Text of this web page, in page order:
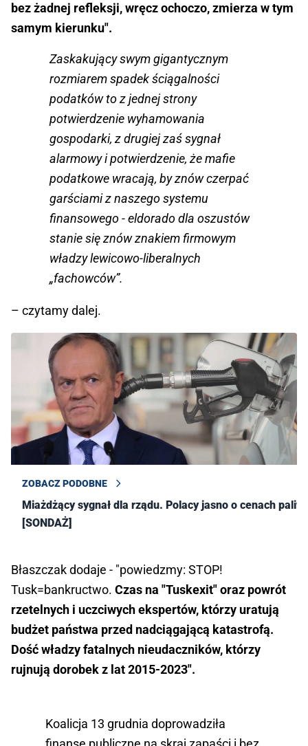
bez żadnej refleksji, wręcz ochoczo, zmierza w tym
samym kierunku".
Zaskakujący swym gigantycznym
rozmiarem spadek ściągalności
podatków to z jednej strony
potwierdzenie wyhamowania
gospodarki, z drugiej zaś sygnał
alarmowy i potwierdzenie, że mafie
podatkowe wracają, by znów czerpać
garściami z naszego systemu
finansowego - eldorado dla oszustów
stanie się znów znakiem firmowym
władzy lewicowo-liberalnych
„fachowców”.
– czytamy dalej.
ZOBACZ PODOBNE
Miażdżący sygnał dla rządu. Polacy jasno o cenach paliw
[SONDAŻ]
Błaszczak dodaje - "powiedzmy: STOP!
Tusk=bankructwo. Czas na "Tuskexit" oraz powrót
rzetelnych i uczciwych ekspertów, którzy uratują
budżet państwa przed nadciągającą katastrofą.
Dość władzy fatalnych nieudaczników, którzy
rujnują dorobek z lat 2015-2023".
Koalicja 13 grudnia doprowadziła